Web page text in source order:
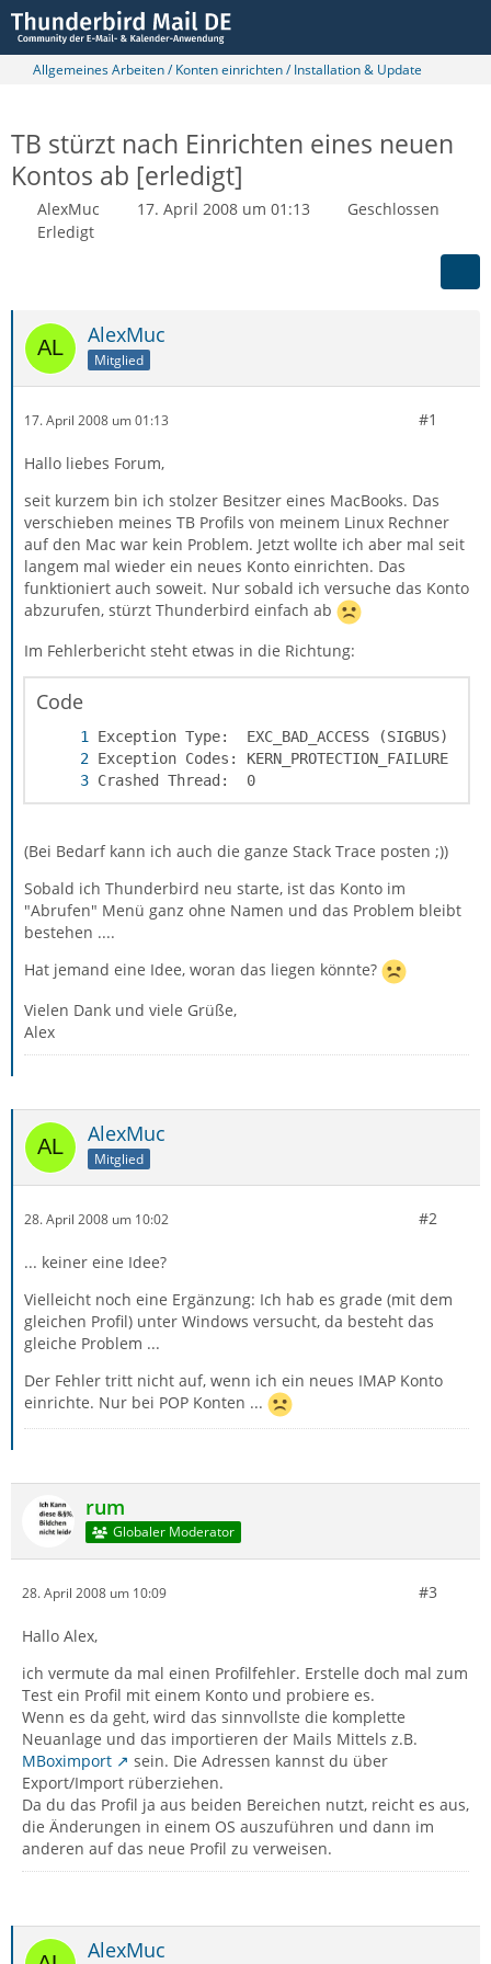
Allgemeines Arbeiten / Konten einrichten / Installation & Update
TB stürzt nach Einrichten eines neuen
Kontos ab [erledigt]
AlexMuc 17. April 2008 um 01:13
Geschlossen
Erledigt
AlexMuc
Mitglied
17. April 2008 um 01:13 #1
Hallo liebes Forum,
seit kurzem bin ich stolzer Besitzer eines MacBooks. Das
verschieben meines TB Profils von meinem Linux Rechner
auf den Mac war kein Problem. Jetzt wollte ich aber mal seit
langem mal wieder ein neues Konto einrichten. Das
funktioniert auch soweit. Nur sobald ich versuche das Konto
abzurufen, stürzt Thunderbird einfach ab
Im Fehlerbericht steht etwas in die Richtung:
Code
Crashed Thread:  0
(Bei Bedarf kann ich auch die ganze Stack Trace posten ;))
Sobald ich Thunderbird neu starte, ist das Konto im
"Abrufen" Menü ganz ohne Namen und das Problem bleibt
bestehen ....
Hat jemand eine Idee, woran das liegen könnte?
Vielen Dank und viele Grüße,
Alex
AlexMuc
Mitglied
28. April 2008 um 10:02 #2
... keiner eine Idee?
Vielleicht noch eine Ergänzung: Ich hab es grade (mit dem
gleichen Profil) unter Windows versucht, da besteht das
gleiche Problem ...
Der Fehler tritt nicht auf, wenn ich ein neues IMAP Konto
einrichte. Nur bei POP Konten ...
rum
Globaler Moderator
28. April 2008 um 10:09 #3
Hallo Alex,
ich vermute da mal einen Profilfehler. Erstelle doch mal zum
Test ein Profil mit einem Konto und probiere es.
Wenn es da geht, wird das sinnvollste die komplette
Neuanlage und das importieren der Mails Mittels z.B.
MBoximport
sein. Die Adressen kannst du über
Export/Import rüberziehen.
Da du das Profil ja aus beiden Bereichen nutzt, reicht es aus,
die Änderungen in einem OS auszuführen und dann im
anderen auf das neue Profil zu verweisen.
AlexMuc